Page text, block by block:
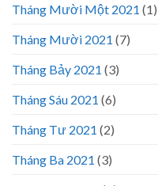
Tháng Mười Một 2021 (1)
Tháng Mười 2021 (7)
Tháng Bảy 2021 (3)
Tháng Sáu 2021 (6)
Tháng Tư 2021 (2)
Tháng Ba 2021 (3)